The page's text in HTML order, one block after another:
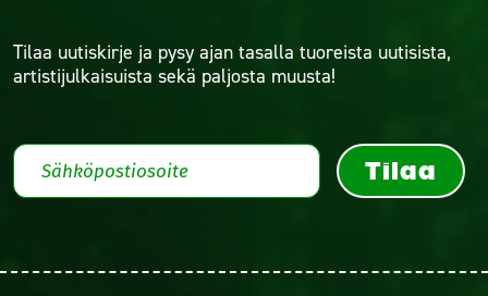
Tilaa uutiskirje ja pysy ajan tasalla tuoreista uutisista,
artistijulkaisuista sekä paljosta muusta!
Tilaa